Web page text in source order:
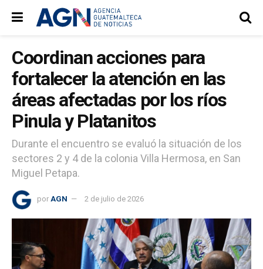
Coordinan acciones para
fortalecer la atención en las
áreas afectadas por los ríos
Pinula y Platanitos
Durante el encuentro se evaluó la situación de los
sectores 2 y 4 de la colonia Villa Hermosa, en San
Miguel Petapa.
por AGN 2 de julio de 2026